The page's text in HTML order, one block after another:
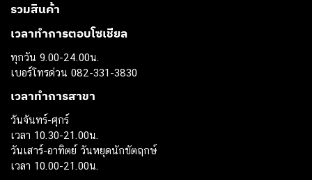
รวมสินค้า
เวลาทำการตอบโซเชียล
ทุกวัน 9.00-24.00น.
เบอร์โทรด่วน 082-331-3830
เวลาทำการสาขา
วันจันทร์-ศุกร์
เวลา 10.30-21.00น.
วันเสาร์-อาทิตย์ วันหยุดนักขัตฤกษ์
เวลา 10.00-21.00น.